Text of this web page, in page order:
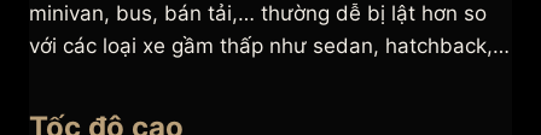
minivan, bus, bán tải,… thường dễ bị lật hơn so
với các loại xe gầm thấp như sedan, hatchback,…
Tốc độ cao